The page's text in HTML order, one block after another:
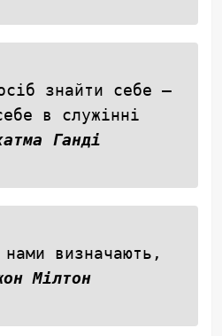
знайти себе –
в служінні
Ганді
визначають,
Мілтон